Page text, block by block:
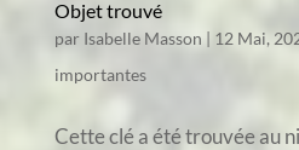
Objet trouvé
par Isabelle Masson | 12 Mai,
importantes
Cette clé a été trouvée au